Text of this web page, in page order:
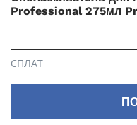
Professional 275мл
СПЛАТ